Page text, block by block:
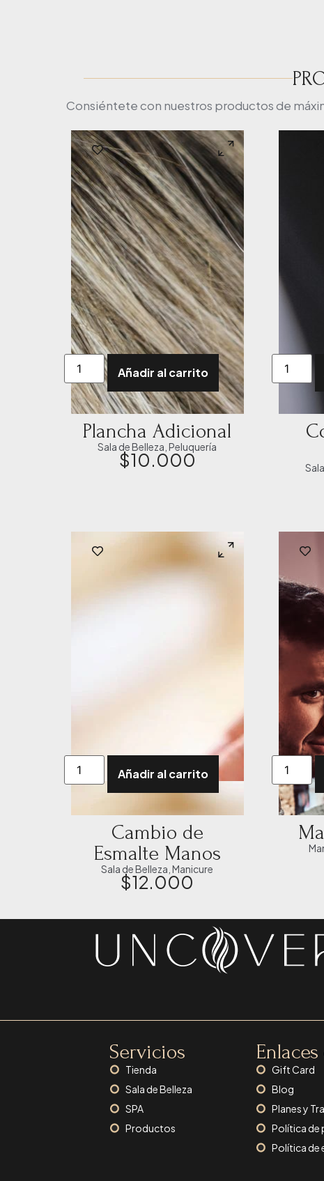
Consiéntete con nuestros productos de
Añadir al carrito
Plancha Adicional
Sala de Belleza ,Peluquería
$10.000
Añadir al carrito
Cambio de
Esmalte Manos
Sala de Belleza ,Manicure
$12.000
Servicios
Tienda
Sala de Belleza
SPA
Productos
Gift Card
Blog
Planes y
Política de
Política de